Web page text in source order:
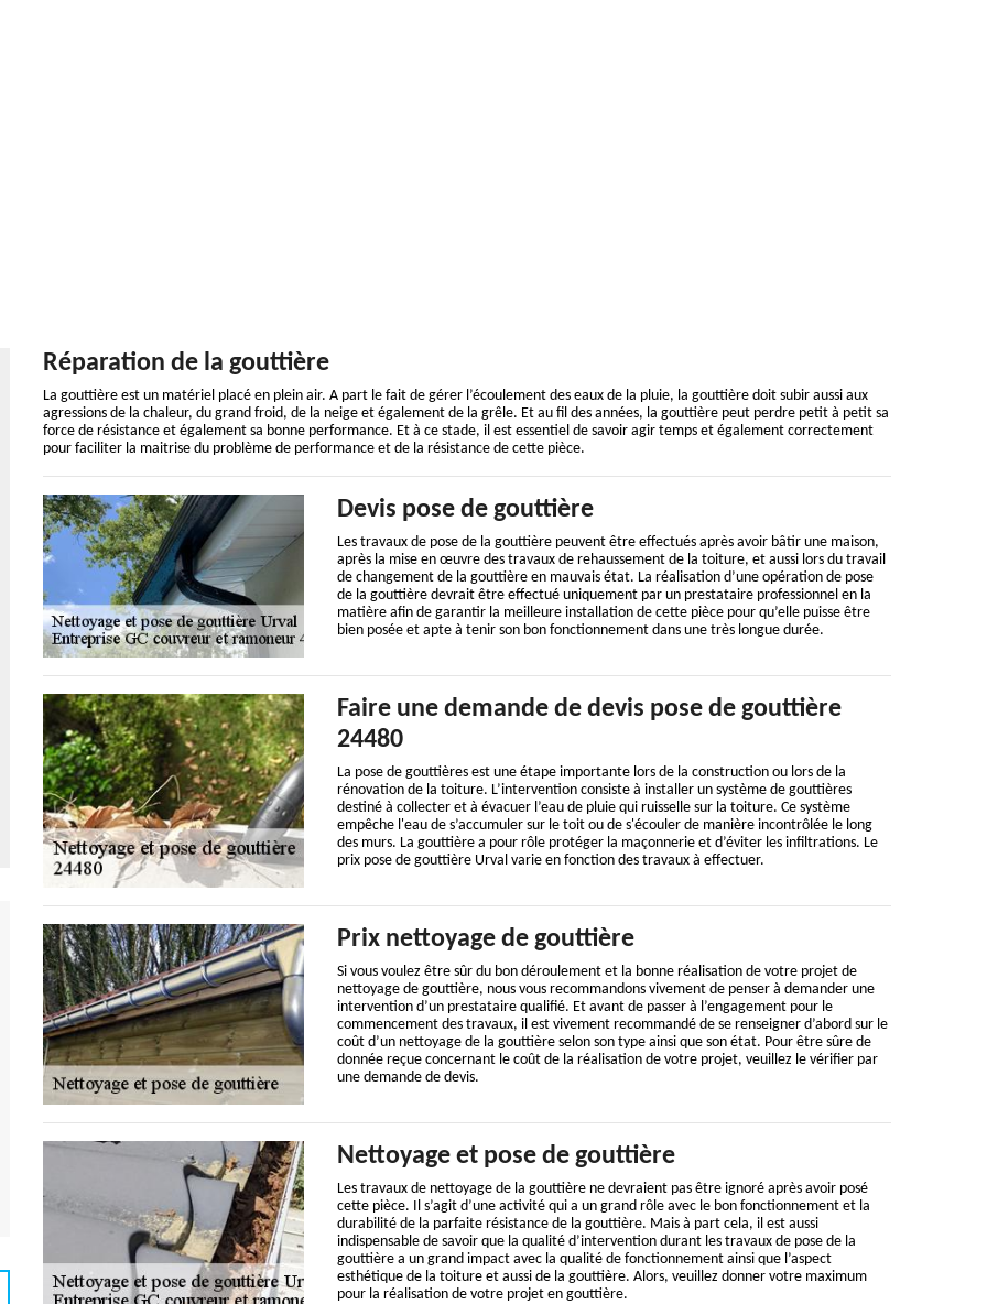
Réparation de la gouttière
La gouttière est un matériel placé en plein air. A part le fait de gérer l’écoulement des eaux de la pluie, la gouttière doit subir aussi aux
agressions de la chaleur, du grand froid, de la neige et également de la grêle. Et au fil des années, la gouttière peut perdre petit à petit sa
force de résistance et également sa bonne performance. Et à ce stade, il est essentiel de savoir agir temps et également correctement
pour faciliter la maitrise du problème de performance et de la résistance de cette pièce.
Devis pose de gouttière
Les travaux de pose de la gouttière peuvent être effectués après avoir bâtir une maison,
après la mise en œuvre des travaux de rehaussement de la toiture, et aussi lors du travail
de changement de la gouttière en mauvais état. La réalisation d’une opération de pose
de la gouttière devrait être effectué uniquement par un prestataire professionnel en la
matière afin de garantir la meilleure installation de cette pièce pour qu’elle puisse être
bien posée et apte à tenir son bon fonctionnement dans une très longue durée.
Faire une demande de devis pose de gouttière
24480
La pose de gouttières est une étape importante lors de la construction ou lors de la
rénovation de la toiture. L’intervention consiste à installer un système de gouttières
destiné à collecter et à évacuer l’eau de pluie qui ruisselle sur la toiture. Ce système
empêche l'eau de s’accumuler sur le toit ou de s'écouler de manière incontrôlée le long
des murs. La gouttière a pour rôle protéger la maçonnerie et d’éviter les infiltrations. Le
prix pose de gouttière Urval varie en fonction des travaux à effectuer.
Prix nettoyage de gouttière
Si vous voulez être sûr du bon déroulement et la bonne réalisation de votre projet de
nettoyage de gouttière, nous vous recommandons vivement de penser à demander une
intervention d’un prestataire qualifié. Et avant de passer à l’engagement pour le
commencement des travaux, il est vivement recommandé de se renseigner d’abord sur le
coût d’un nettoyage de la gouttière selon son type ainsi que son état. Pour être sûre de
donnée reçue concernant le coût de la réalisation de votre projet, veuillez le vérifier par
une demande de devis.
Nettoyage et pose de gouttière
Les travaux de nettoyage de la gouttière ne devraient pas être ignoré après avoir posé
cette pièce. Il s’agit d’une activité qui a un grand rôle avec le bon fonctionnement et la
durabilité de la parfaite résistance de la gouttière. Mais à part cela, il est aussi
indispensable de savoir que la qualité d’intervention durant les travaux de pose de la
gouttière a un grand impact avec la qualité de fonctionnement ainsi que l’aspect
esthétique de la toiture et aussi de la gouttière. Alors, veuillez donner votre maximum
pour la réalisation de votre projet en gouttière.